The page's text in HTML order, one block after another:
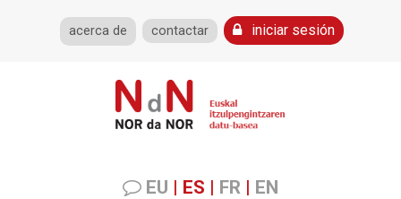
acerca de contactar iniciar sesión
EU | ES | FR | EN